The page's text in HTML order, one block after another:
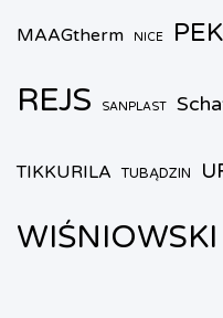
MAAGtherm NICE
REJS SANPLAST
TIKKURILA TUBĄDZIN
WIŚNIOWSKI